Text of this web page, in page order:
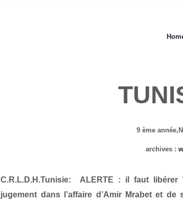
9 ème année,
:
C.R.L.D.H.Tunisie: ALERTE : il faut libérer
jugement dans l’affaire d’Amir Mrabet et de